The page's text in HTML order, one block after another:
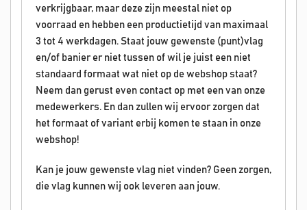
verkrijgbaar, maar deze zijn meestal niet op
voorraad en hebben een productietijd van maximaal
3 tot 4 werkdagen. Staat jouw gewenste (punt)vlag
en/of banier er niet tussen of wil je juist een niet
standaard formaat wat niet op de webshop staat?
Neem dan gerust even contact op met een van onze
medewerkers. En dan zullen wij ervoor zorgen dat
het formaat of variant erbij komen te staan in onze
webshop!
Kan je jouw gewenste vlag niet vinden? Geen zorgen,
die vlag kunnen wij ook leveren aan jouw.